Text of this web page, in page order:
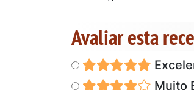
Avaliar esta
Muito